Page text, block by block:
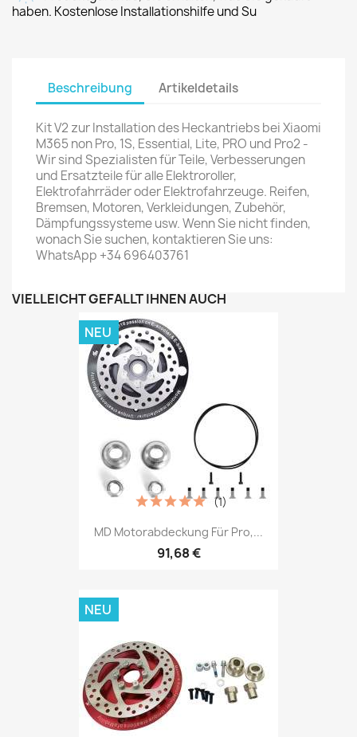
haben. Kostenlose Installationshilfe und Su
Beschreibung Artikeldetails
Kit V2 zur Installation des Heckantriebs bei Xiaomi
M365 non Pro, 1S, Essential, Lite, PRO und Pro2 -
Wir sind Spezialisten für Teile, Verbesserungen
und Ersatzteile für alle Elektroroller,
Elektrofahrräder oder Elektrofahrzeuge. Reifen,
Bremsen, Motoren, Verkleidungen, Zubehör,
Dämpfungssysteme usw. Wenn Sie nicht finden,
wonach Sie suchen, kontaktieren Sie uns:
WhatsApp +34 696403761
VIELLEICHT GEFÄLLT IHNEN AUCH
MD Motorabdeckung Für Pro,...
91,68 €
(1)
NEU
NEU